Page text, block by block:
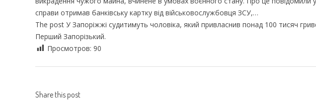
справи отримав банківську картку від військовослужбовця ЗСУ,…
The post У Запоріжжі судитимуть чоловіка, який привласнив понад 100 тисяч
Перший Запорізький.
Просмотров: 90
Share this post